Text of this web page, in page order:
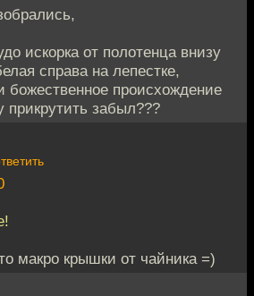
искорка от полотенца внизу
справа на лепестке,
божественное происхождение
забыл???
макро крышки от чайника =)